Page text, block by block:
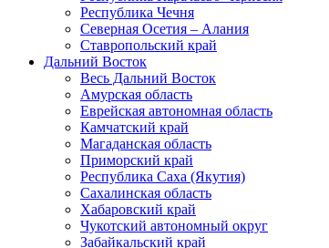
Республика Чечня
Северная Осетия – Алания
Ставропольский край
Дальний Восток
Весь Дальний Восток
Амурская область
Еврейская автономная область
Камчатский край
Магаданская область
Приморский край
Республика Саха (Якутия)
Сахалинская область
Хабаровский край
Чукотский автономный округ
Забайкальский край